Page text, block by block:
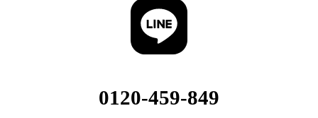
0120-459-849